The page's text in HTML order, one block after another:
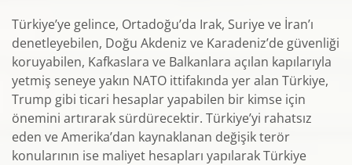
Türkiye’ye gelince, Ortadoğu’da Irak, Suriye ve İran’ı
denetleyebilen, Doğu Akdeniz ve Karadeniz’de güvenliği
koruyabilen, Kafkaslara ve Balkanlara açılan kapılarıyla
yetmiş seneye yakın NATO ittifakında yer alan Türkiye,
Trump gibi ticari hesaplar yapabilen bir kimse için
önemini artırarak sürdürecektir. Türkiye’yi rahatsız
eden ve Amerika’dan kaynaklanan değişik terör
konularının ise maliyet hesapları yapılarak Türkiye